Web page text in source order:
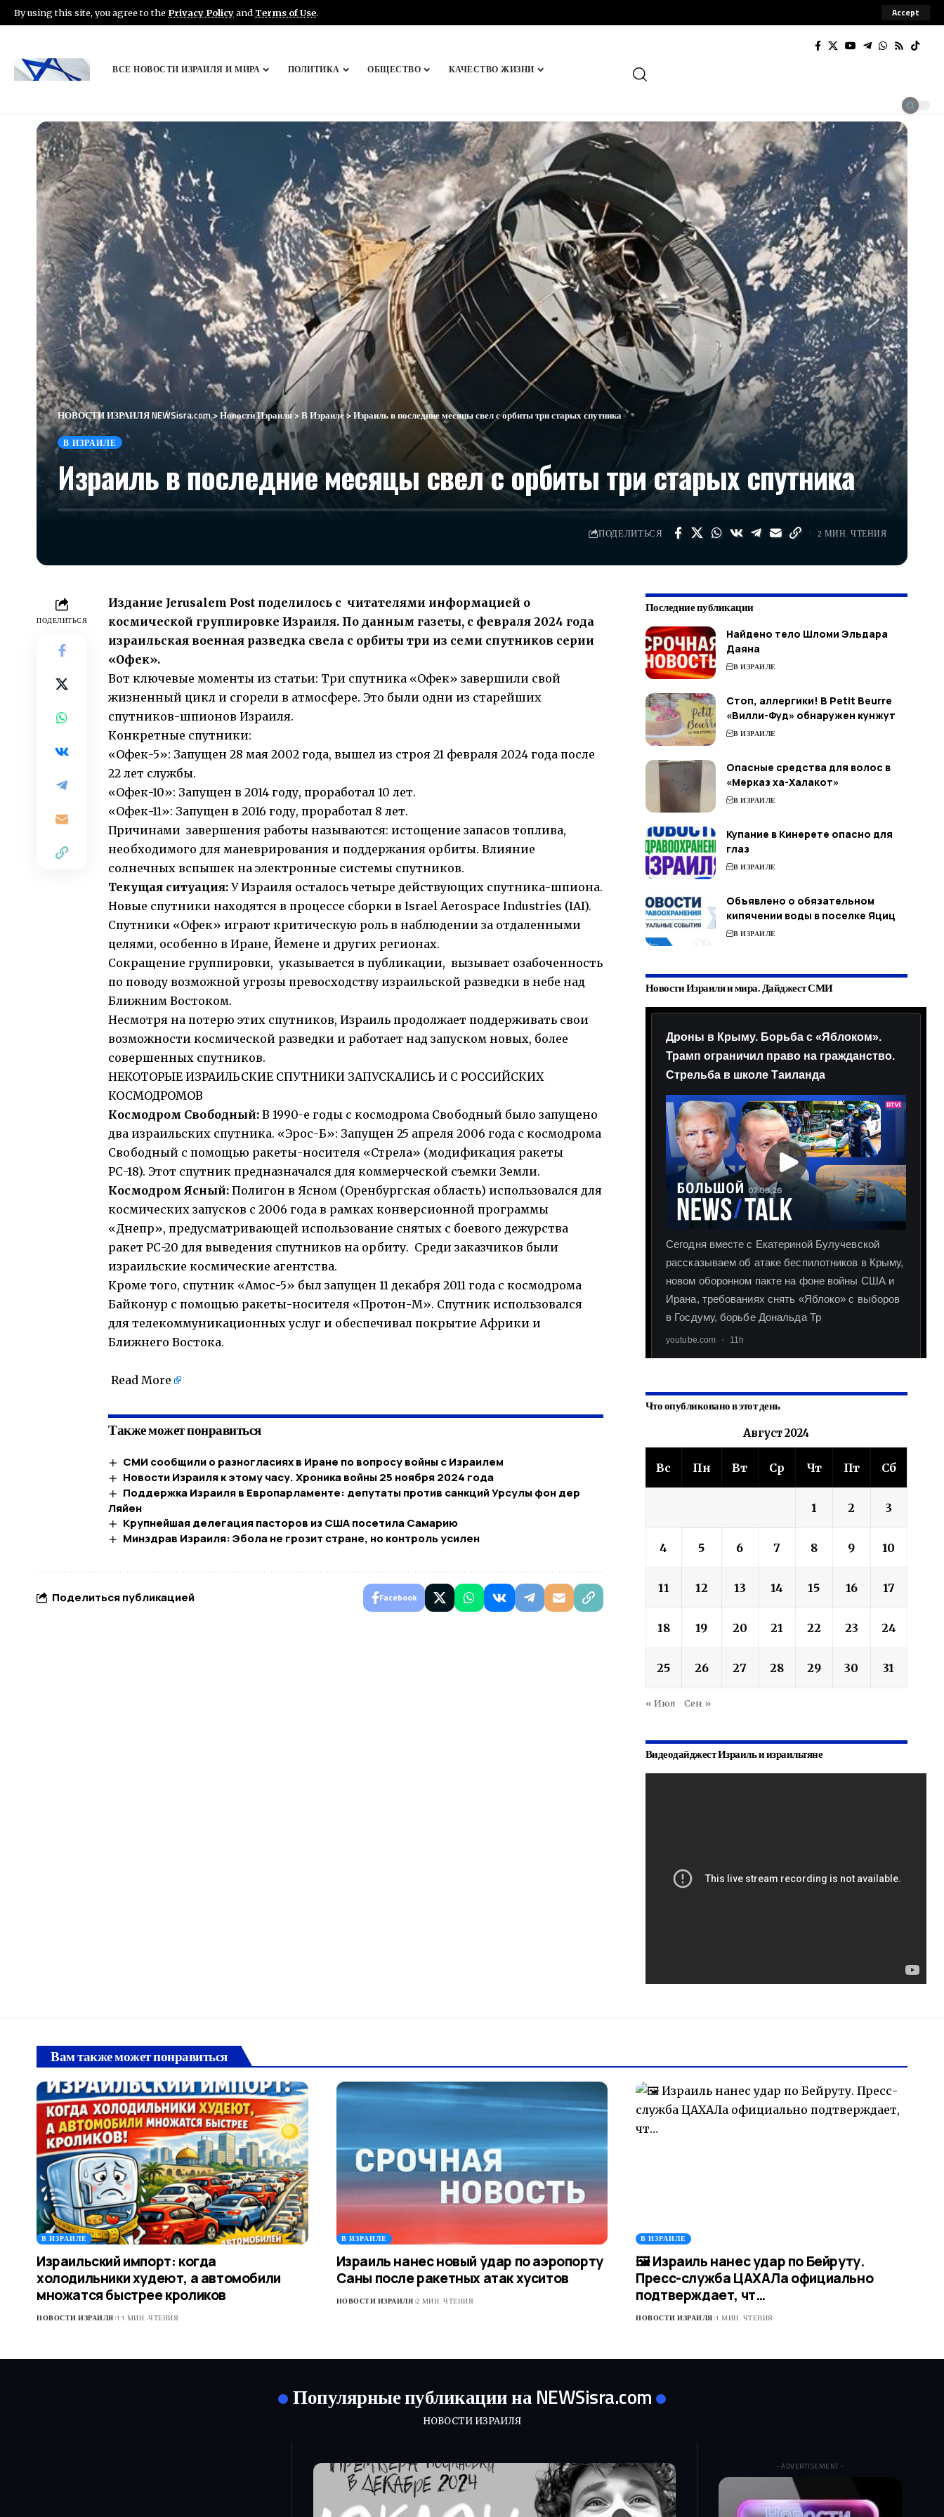
By using this site, you agree to the Privacy Policyand Terms of Use. Accept
ВСЕ НОВОСТИ ИЗРАИЛЯ И МИРА ПОЛИТИКА ОБЩЕСТВО КАЧЕСТВО ЖИЗНИ
НОВОСТИ ИЗРАИЛЯ NEWSisra.com>Новости Израиля >В Израиле>Израиль в последние месяцы свел с орбиты три старых спутника
В ИЗРАИЛЕ
Израиль в последние месяцы свел с орбиты три старых спутника
ПОДЕЛИТЬСЯ 2 МИН. ЧТЕНИЯ
ПОДЕЛИТЬСЯ
Издание Jerusalem Post поделилось с читателями информацией о
космической группировке Израиля. По данным газеты, с февраля 2024 года
израильская военная разведка свела с орбиты три из семи спутников серии
«Офек».
Вот ключевые моменты из статьи: Три спутника «Офек» завершили свой
жизненный цикл и сгорели в атмосфере. Это были одни из старейших
спутников-шпионов Израиля.
Конкретные спутники:
«Офек-5»: Запущен 28 мая 2002 года, вышел из строя 21 февраля 2024 года после
22 лет службы.
«Офек-10»: Запущен в 2014 году, проработал 10 лет.
«Офек-11»: Запущен в 2016 году, проработал 8 лет.
Причинами завершения работы называются: истощение запасов топлива,
необходимого для маневрирования и поддержания орбиты. Влияние
солнечных вспышек на электронные системы спутников.
Текущая ситуация: У Израиля осталось четыре действующих спутника-шпиона.
Новые спутники находятся в процессе сборки в Israel Aerospace Industries (IAI).
Спутники «Офек» играют критическую роль в наблюдении за отдаленными
целями, особенно в Иране, Йемене и других регионах.
Сокращение группировки, указывается в публикации, вызывает озабоченность
по поводу возможной угрозы превосходству израильской разведки в небе над
Ближним Востоком.
Несмотря на потерю этих спутников, Израиль продолжает поддерживать свои
возможности космической разведки и работает над запуском новых, более
совершенных спутников.
НЕКОТОРЫЕ ИЗРАИЛЬСКИЕ СПУТНИКИ ЗАПУСКАЛИСЬ И С РОССИЙСКИХ
КОСМОДРОМОВ
Космодром Свободный: В 1990-е годы с космодрома Свободный было запущено
два израильских спутника. «Эрос-Б»: Запущен 25 апреля 2006 года с космодрома
Свободный с помощью ракеты-носителя «Стрела» (модификация ракеты
РС-18). Этот спутник предназначался для коммерческой съемки Земли.
Космодром Ясный: Полигон в Ясном (Оренбургская область) использовался для
космических запусков с 2006 года в рамках конверсионной программы
«Днепр», предусматривающей использование снятых с боевого дежурства
ракет РС-20 для выведения спутников на орбиту. Среди заказчиков были
израильские космические агентства.
Кроме того, спутник «Амос-5» был запущен 11 декабря 2011 года с космодрома
Байконур с помощью ракеты-носителя «Протон-М». Спутник использовался
для телекоммуникационных услуг и обеспечивал покрытие Африки и
Ближнего Востока.
Read More
Также может понравиться
СМИ сообщили о разногласиях в Иране по вопросу войны с Израилем
Новости Израиля к этому часу. Хроника войны 25 ноября 2024 года
Поддержка Израиля в Европарламенте: депутаты против санкций Урсулы фон дер
Ляйен
Крупнейшая делегация пасторов из США посетила Самарию
Минздрав Израиля: Эбола не грозит стране, но контроль усилен
Поделиться публикацией Facebook
Последние публикации
Найдено тело Шломи Эльдара
Даяна
В ИЗРАИЛЕ
Стоп, аллергики! В Petit Beurre
«Вилли-Фуд» обнаружен кунжут
В ИЗРАИЛЕ
Опасные средства для волос в
«Мерказ ха-Халакот»
В ИЗРАИЛЕ
Купание в Кинерете опасно для
глаз
В ИЗРАИЛЕ
Объявлено о обязательном
кипячении воды в поселке Яциц
В ИЗРАИЛЕ
Новости Израиля и мира. Дайджест СМИ
Что опубликовано в этот день
Август 2024
Вс Пн Вт Ср Чт Пт Сб
1 2 3
4 5 6 7 8 9 10
11 12 13 14 15 16 17
18 19 20 21 22 23 24
25 26 27 28 29 30 31
« Июл Сен »
Видеодайджест Израиль и израильтяне
Вам также может понравиться
В ИЗРАИЛЕ
Израильский импорт: когда
холодильники худеют, а автомобили
множатся быстрее кроликов
НОВОСТИ ИЗРАИЛЯ 11 МИН. ЧТЕНИЯ
В ИЗРАИЛЕ
Израиль нанес новый удар по аэропорту
Саны после ракетных атак хуситов
НОВОСТИ ИЗРАИЛЯ 2 МИН. ЧТЕНИЯ
В ИЗРАИЛЕ
🖼 Израиль нанес удар по Бейруту.
Пресс-служба ЦАХАЛа официально
подтверждает, чт…
НОВОСТИ ИЗРАИЛЯ 1 МИН. ЧТЕНИЯ
Популярные публикации на NEWSisra.com
НОВОСТИ ИЗРАИЛЯ
- ADVERTISEMENT -